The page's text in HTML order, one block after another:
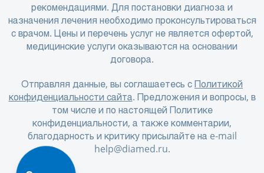
рекомендациями. Для постановки диагноза и
назначения лечения необходимо проконсультироваться
с врачом. Цены и перечень услуг не является офертой,
медицинские услуги оказываются на основании
договора.
Отправляя данные, вы соглашаетесь с Политикой
конфиденциальности сайта. Предложения и вопросы, в
том числе и по настоящей Политике
конфиденциальности, а также комментарии,
благодарность и критику присылайте на e-mail
help@diamed.ru.